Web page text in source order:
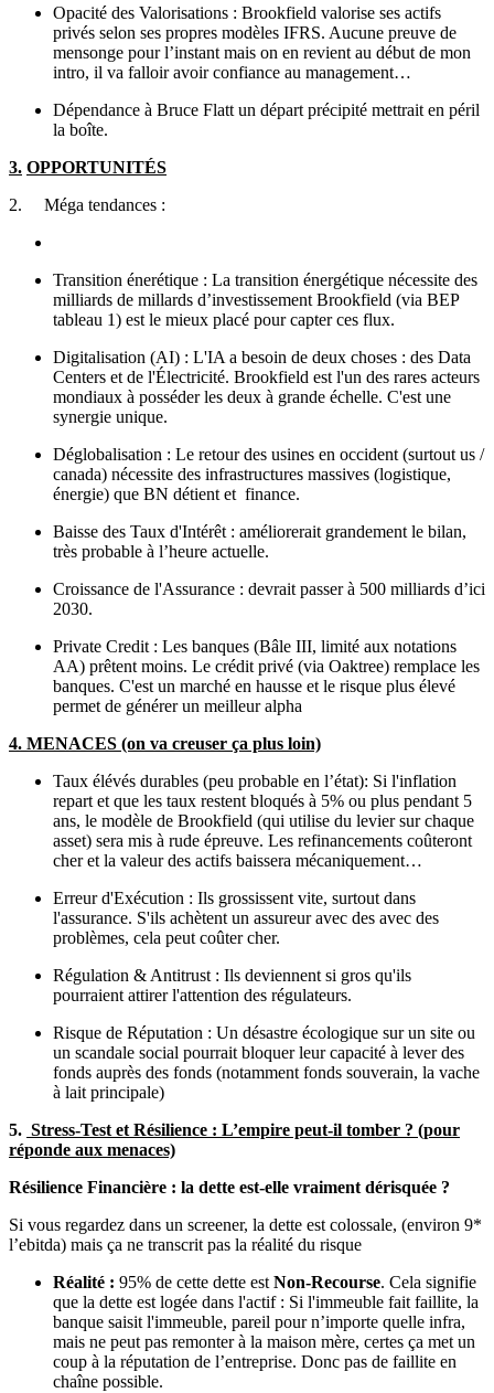
Opacité des Valorisations : Brookfield valorise ses actifs
privés selon ses propres modèles IFRS. Aucune preuve de
mensonge pour l’instant mais on en revient au début de mon
intro, il va falloir avoir confiance au management…
Dépendance à Bruce Flatt un départ précipité mettrait en péril
la boîte.
3. OPPORTUNITÉS
2.
Méga tendances :
Transition énerétique : La transition énergétique nécessite des
milliards de millards d’investissement Brookfield (via BEP
tableau 1) est le mieux placé pour capter ces flux.
Digitalisation (AI) : L'IA a besoin de deux choses : des Data
Centers et de l'Électricité. Brookfield est l'un des rares acteurs
mondiaux à posséder les deux à grande échelle. C'est une
synergie unique.
Déglobalisation : Le retour des usines en occident (surtout us /
canada) nécessite des infrastructures massives (logistique,
énergie) que BN détient et finance.
Baisse des Taux d'Intérêt : améliorerait grandement le bilan,
très probable à l’heure actuelle.
Croissance de l'Assurance : devrait passer à 500 milliards d’ici
2030.
Private Credit : Les banques (Bâle III, limité aux notations
AA) prêtent moins. Le crédit privé (via Oaktree) remplace les
banques. C'est un marché en hausse et le risque plus élevé
permet de générer un meilleur alpha
4. MENACES (on va creuser ça plus loin)
Taux élévés durables (peu probable en l’état): Si l'inflation
repart et que les taux restent bloqués à 5% ou plus pendant 5
ans, le modèle de Brookfield (qui utilise du levier sur chaque
asset) sera mis à rude épreuve. Les refinancements coûteront
cher et la valeur des actifs baissera mécaniquement…
Erreur d'Exécution : Ils grossissent vite, surtout dans
l'assurance. S'ils achètent un assureur avec des avec des
problèmes, cela peut coûter cher.
Régulation & Antitrust : Ils deviennent si gros qu'ils
pourraient attirer l'attention des régulateurs.
Risque de Réputation : Un désastre écologique sur un site ou
un scandale social pourrait bloquer leur capacité à lever des
fonds auprès des fonds (notamment fonds souverain, la vache
à lait principale)
5. Stress-Test et Résilience : L’empire peut-il tomber ? (pour
réponde aux menaces)
Résilience Financière : la dette est-elle vraiment dérisquée ?
Si vous regardez dans un screener, la dette est colossale, (environ 9*
l’ebitda) mais ça ne transcrit pas la réalité du risque
Réalité : 95% de cette dette est Non-Recourse. Cela signifie
que la dette est logée dans l'actif : Si l'immeuble fait faillite, la
banque saisit l'immeuble, pareil pour n’importe quelle infra,
mais ne peut pas remonter à la maison mère, certes ça met un
coup à la réputation de l’entreprise. Donc pas de faillite en
chaîne possible.